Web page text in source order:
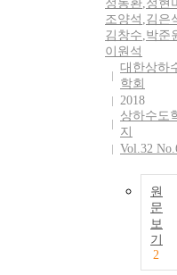
정동환,정현
조양석 ,김은
김창수,박준
이원석
대한상하
학회
2018
상하수도
지
Vol.32
원
문
보
기
2